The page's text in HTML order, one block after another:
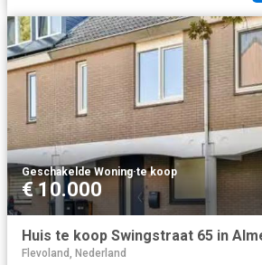
Geschakelde Woning·te koop
€ 10.000
Flevoland, Nederland